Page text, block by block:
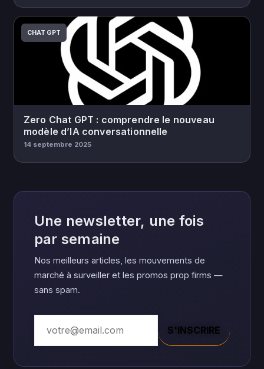
CHAT GPT
Zero Chat GPT : comprendre le nouveau
modèle d’IA conversationnelle
14 septembre 2025
Une newsletter, une fois
par semaine
Nos meilleurs articles, les mouvements de
marché à surveiller et les promos prop firms —
sans spam.
S'INSCRIRE